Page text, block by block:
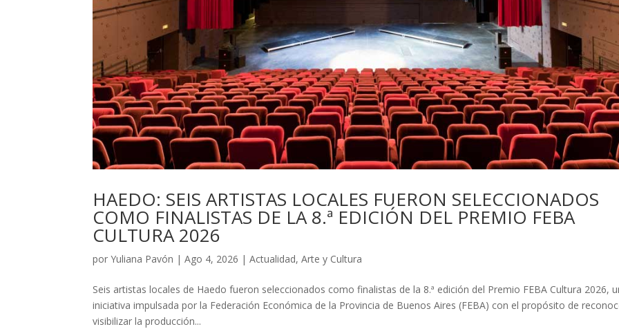
HAEDO: SEIS ARTISTAS LOCALES FUERON SELECCIONADOS
COMO FINALISTAS DE LA 8.ª EDICIÓN DEL PREMIO FEBA
CULTURA 2026
porYuliana Pavón |Ago 4, 2026 |Actualidad,Arte y Cultura
Seis artistas locales de Haedo fueron seleccionados como finalistas de la 8.ª edición del Premio FEBA Cultura 2026,
iniciativa impulsada por la Federación Económica de la Provincia de Buenos Aires (FEBA) con el propósito de
visibilizar la producción...